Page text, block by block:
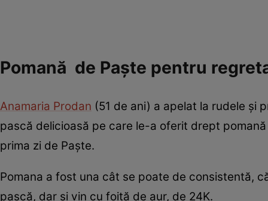
Pomană de Paște pentru
Anamaria Prodan (51 de ani) a apelat la rudele și
pască delicioasă pe care le-a oferit drept
prima zi de Paște.
Pomana a fost una cât se poate de consistentă,
pască, dar și vin cu foiță de aur, de 24K.